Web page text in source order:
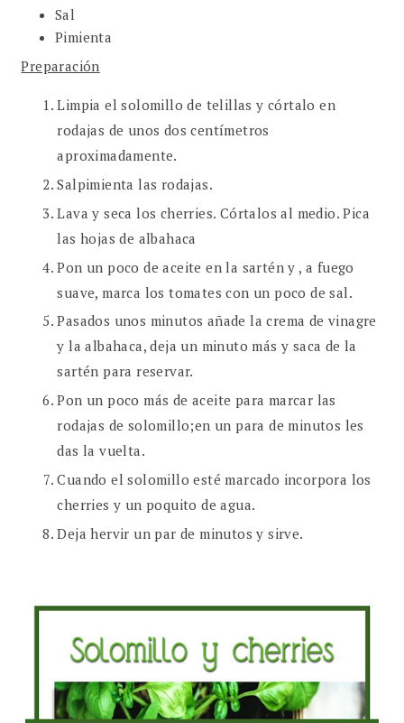
Sal
Pimienta
Preparación
Limpia el solomillo de telillas y córtalo en
rodajas de unos dos centímetros
aproximadamente.
Salpimienta las rodajas.
Lava y seca los cherries. Córtalos al medio. Pica
las hojas de albahaca
Pon un poco de aceite en la sartén y , a fuego
suave, marca los tomates con un poco de sal.
Pasados unos minutos añade la crema de vinagre
y la albahaca, deja un minuto más y saca de la
sartén para reservar.
Pon un poco más de aceite para marcar las
rodajas de solomillo;en un para de minutos les
das la vuelta.
Cuando el solomillo esté marcado incorpora los
cherries y un poquito de agua.
Deja hervir un par de minutos y sirve.